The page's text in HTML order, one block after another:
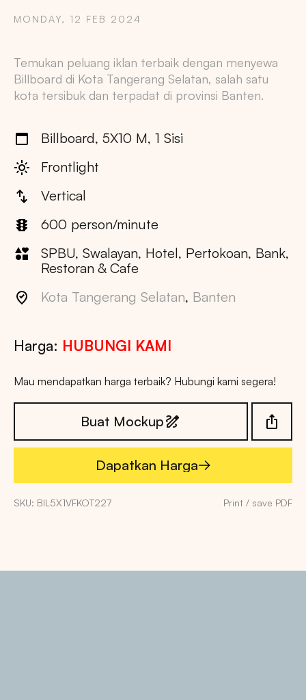
MONDAY, 12 FEB 2024
Temukan peluang iklan terbaik dengan menyewa
Billboard di Kota Tangerang Selatan, salah satu
kota tersibuk dan terpadat di provinsi Banten.
Billboard, 5X10 M, 1 Sisi
Frontlight
Vertical
600 person/minute
SPBU, Swalayan, Hotel, Pertokoan, Bank,
Restoran & Cafe
Kota Tangerang Selatan, Banten
Harga: HUBUNGI KAMI
Mau mendapatkan harga terbaik? Hubungi kami segera!
Buat Mockup
Dapatkan Harga
Dapatkan Harga
SKU: BIL5X1VFKOT227 Print / save PDF
Copy